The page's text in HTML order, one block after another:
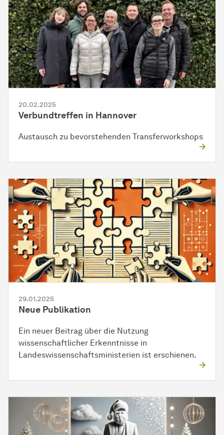
20.02.2025
Verbundtreffen in Hannover
Austausch zu bevorstehenden Transferworkshops
29.01.2025
Neue Publikation
Ein neuer Beitrag über die Nutzung
wissenschaftlicher Erkenntnisse in
Landeswissenschaftsministerien ist erschienen.